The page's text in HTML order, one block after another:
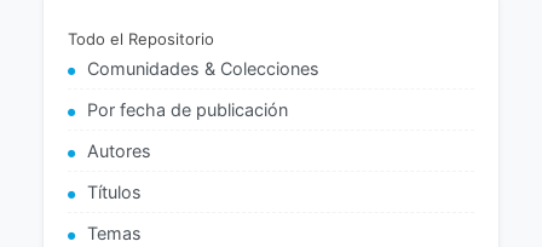
Todo el Repositorio
Comunidades & Colecciones
Por fecha de publicación
Autores
Títulos
Temas